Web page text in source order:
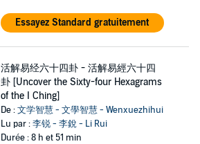
Essayez Standard gratuitement
活解易经六十四卦 - 活解易經六十四
卦 [Uncover the Sixty-four Hexagrams
of the I Ching]
De :文学智慧 - 文學智慧 - Wenxuezhihui
Lu par :李锐 - 李銳 - Li Rui
Durée : 8 h et 51 min